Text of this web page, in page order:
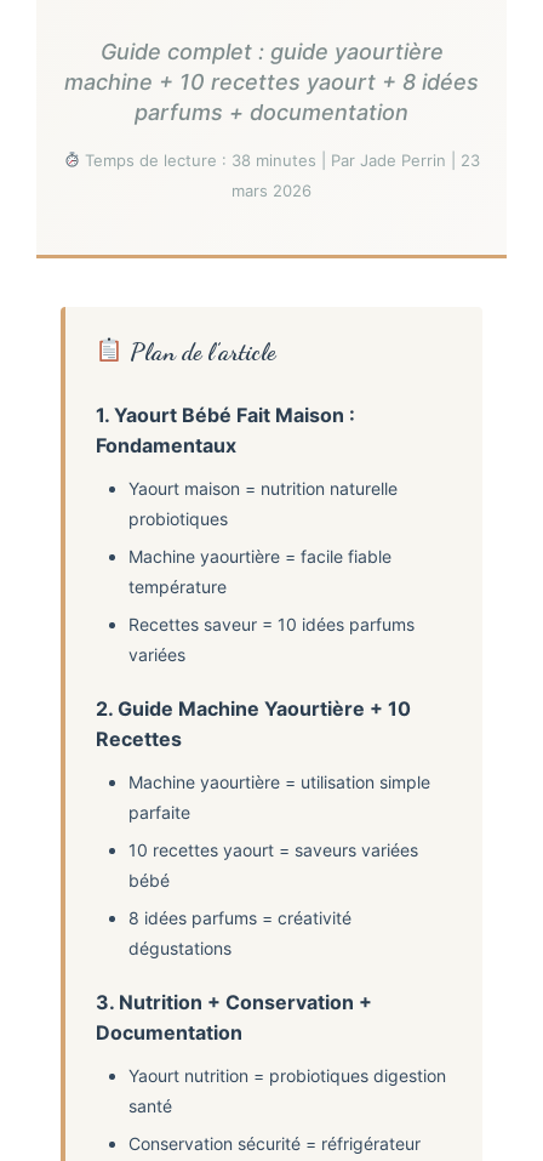
Guide complet : guide yaourtière
machine + 10 recettes yaourt + 8 idées
parfums + documentation
Temps de lecture : 38 minutes | Par Jade Perrin | 23
mars 2026
Plan de l’article
1. Yaourt Bébé Fait Maison :
Fondamentaux
Yaourt maison = nutrition naturelle
probiotiques
Machine yaourtière = facile fiable
température
Recettes saveur = 10 idées parfums
variées
2. Guide Machine Yaourtière + 10
Recettes
Machine yaourtière = utilisation simple
parfaite
10 recettes yaourt = saveurs variées
bébé
8 idées parfums = créativité
dégustations
3. Nutrition + Conservation +
Documentation
Yaourt nutrition = probiotiques digestion
santé
Conservation sécurité = réfrigérateur